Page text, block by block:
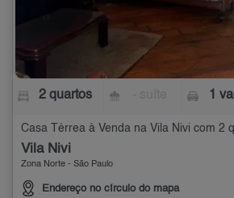
2 quartos 1
Casa Térrea à Venda na Vila Nivi com 2
Vila Nivi
Zona Norte - São Paulo
Endereço no círculo do mapa